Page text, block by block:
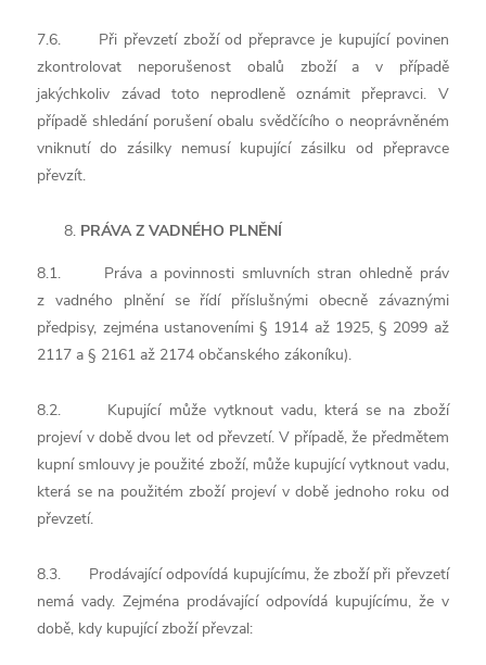
7.6. Při převzetí zboží od přepravce je kupující povinen
zkontrolovat neporušenost obalů zboží a v případě
jakýchkoliv závad toto neprodleně oznámit přepravci. V
případě shledání porušení obalu svědčícího o neoprávněném
vniknutí do zásilky nemusí kupující zásilku od přepravce
převzít.
PRÁVA Z VADNÉHO PLNĚNÍ
8.1. Práva a povinnosti smluvních stran ohledně práv
z vadného plnění se řídí příslušnými obecně závaznými
předpisy, zejména ustanoveními § 1914 až 1925, § 2099 až
2117 a § 2161 až 2174 občanského zákoníku).
8.2. Kupující může vytknout vadu, která se na zboží
projeví v době dvou let od převzetí. V případě, že předmětem
kupní smlouvy je použité zboží, může kupující vytknout vadu,
která se na použitém zboží projeví v době jednoho roku od
převzetí.
8.3. Prodávající odpovídá kupujícímu, že zboží při převzetí
nemá vady. Zejména prodávající odpovídá kupujícímu, že v
době, kdy kupující zboží převzal: